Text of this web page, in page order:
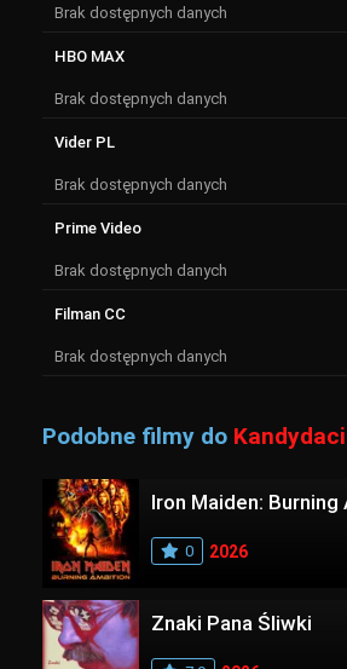
Brak dostępnych danych
HBO MAX
Brak dostępnych danych
Vider PL
Brak dostępnych danych
Prime Video
Brak dostępnych danych
Filman CC
Brak dostępnych danych
Podobne filmy do
Iron Maiden: Burning
0 2026
Znaki Pana Śliwki